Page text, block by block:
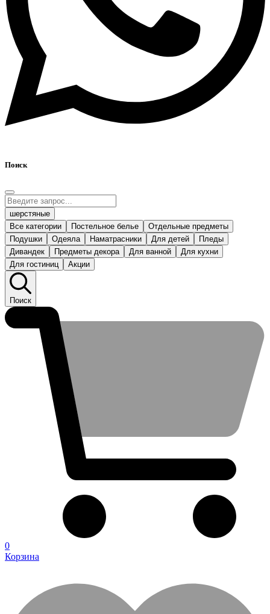
Поиск
шерстяные
Все категории
Постельное белье
Отдельные предметы
Подушки
Одеяла Наматрасники Для детей
Пледы
Дивандек
Предметы декора Для ванной
Для кухни
Для гостиниц
Акции
Поиск
0
Корзина